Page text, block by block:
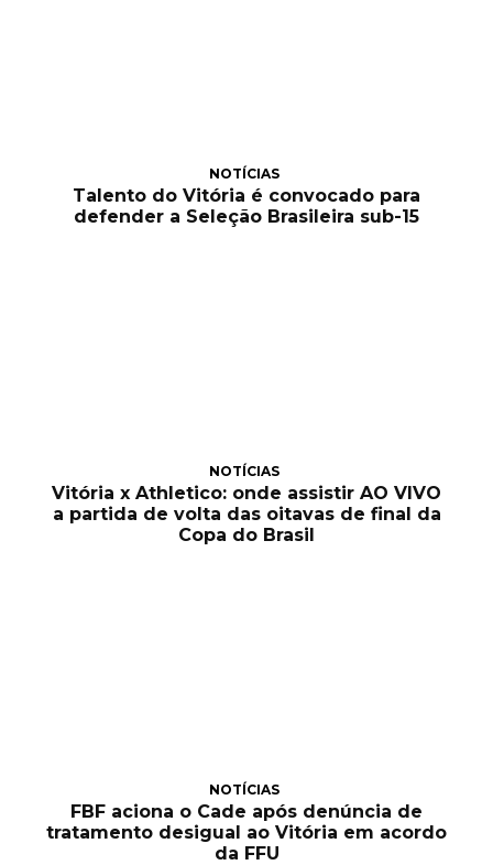
NOTÍCIAS
Talento do Vitória é convocado para
defender a Seleção Brasileira sub-15
NOTÍCIAS
Vitória x Athletico: onde assistir AO VIVO
a partida de volta das oitavas de final da
Copa do Brasil
NOTÍCIAS
FBF aciona o Cade após denúncia de
tratamento desigual ao Vitória em acordo
da FFU